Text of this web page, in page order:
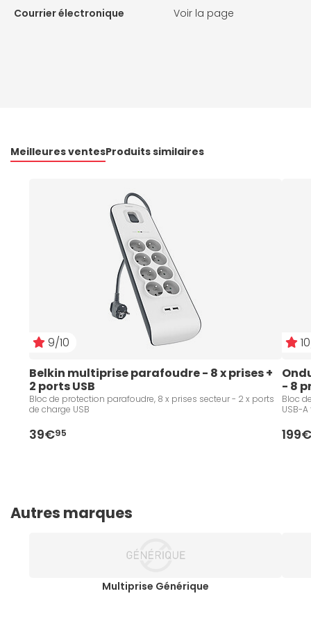
Courrier électronique
Voir la page
Meilleures ventesProduits similaires
9/10
Belkin multiprise parafoudre - 8 x prises +
2 ports USB
Bloc de protection parafoudre, 8 x prises secteur - 2 x ports
de charge USB
39€95
- 8
Bloc
USB-
Autres marques
Multiprise Générique